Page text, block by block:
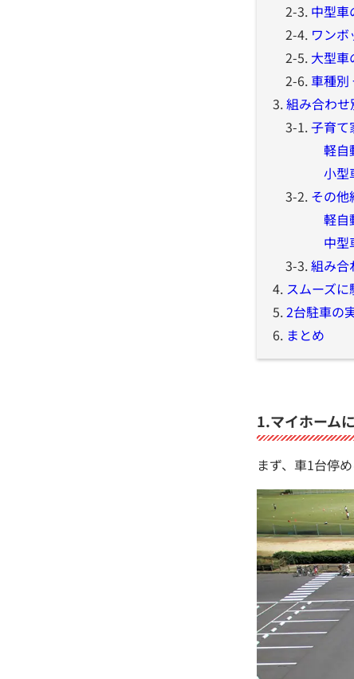
2-3. 中型車
2-4. ワン
2-5. 大型車
2-6.車種別
3.組み合わせ
3-1.子育て
軽自動車
小型車
3-2. その他
軽自動
中型車
3-3.組み合
4. スムーズ
5.2台駐車の
6. まとめ
1.マイホーム
まず、車1台停